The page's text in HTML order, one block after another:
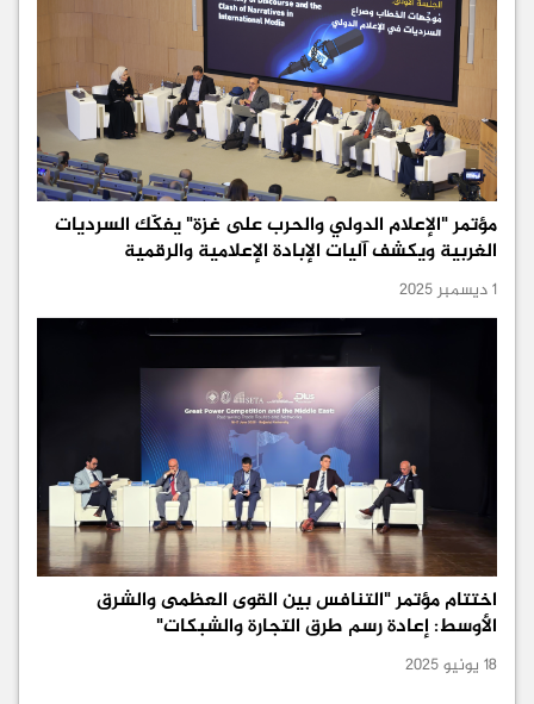
مؤتمر "الإعلام الدولي والحرب على غزة" يفكّك السرديات
الغربية ويكشف آليات الإبادة الإعلامية والرقمية
1 ديسمبر 2025
اختتام مؤتمر "التنافس بين القوى العظمى والشرق
الأوسط: إعادة رسم طرق التجارة والشبكات"
18 يونيو 2025